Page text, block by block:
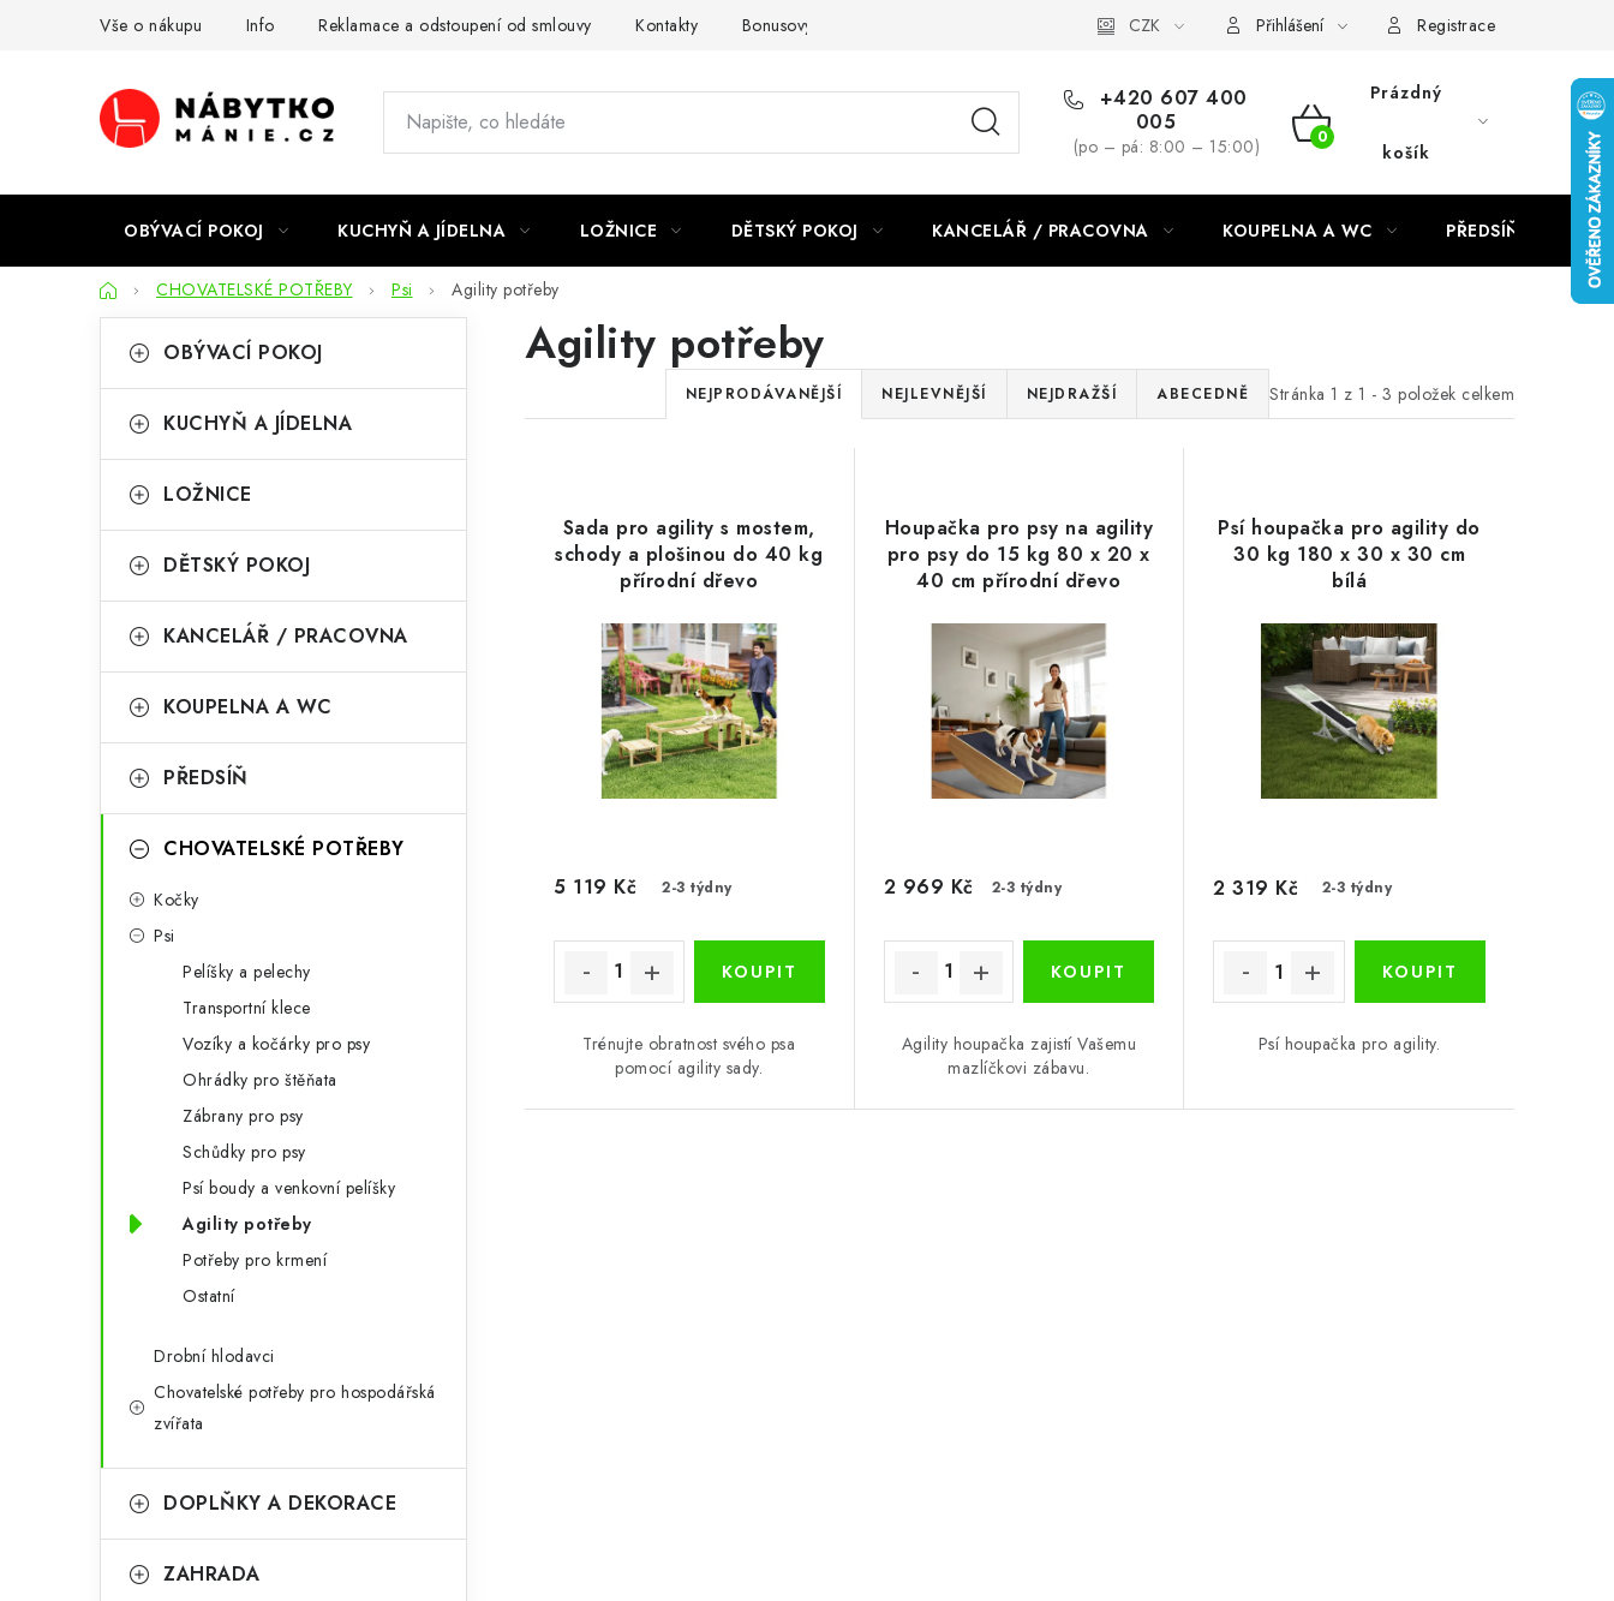
Vše o nákupu Info Reklamace a odstoupení od smlouvy Kontakty Bonusový program NBM+ CZK Přihlášení Registrace
+420 607 400
005
(po – pá: 8:00 – 15:00)
NÁKUPNÍ
Prázdný
košík
OBÝVACÍ POKOJ KUCHYŇ A JÍDELNA LOŽNICE DĚTSKÝ POKOJ KANCELÁŘ / PRACOVNA KOUPELNA A WC PŘEDSÍŇ
DomůCHOVATELSKÉ POTŘEBY Psi Agility potřeby
o
t
r
n
n
p
kategorie
a
e
o
i
OBÝVACÍ POKOJ
KUCHYŇ A JÍDELNA
LOŽNICE
DĚTSKÝ POKOJ
KANCELÁŘ / PRACOVNA
KOUPELNA A WC
PŘEDSÍŇ
CHOVATELSKÉ POTŘEBY
Kočky
Psi
Pelíšky a pelechy
Transportní klece
Vozíky a kočárky pro psy
Ohrádky pro štěňata
Zábrany pro psy
Schůdky pro psy
Psí boudy a venkovní pelíšky
Agility potřeby
Potřeby pro krmení
Ostatní
Drobní hlodavci
Chovatelské potřeby pro hospodářská
zvířata
DOPLŇKY A DEKORACE
ZAHRADA
Agility potřeby
Stránka 1 z 1 - 3 položek celkem
Ř
a
e
n
í
p
r
o
d
k
t
NEJPRODÁVANĚJŠÍ NEJLEVNĚJŠÍ NEJDRAŽŠÍ ABECEDNĚ
Sada pro agility s mostem,
schody a plošinou do 40 kg
přírodní dřevo
2-3 týdny
5 119 Kč
Trénujte obratnost svého psa
pomocí agility sady.
Houpačka pro psy na agility
pro psy do 15 kg 80 x 20 x
40 cm přírodní dřevo
2-3 týdny
2 969 Kč
Agility houpačka zajistí Vašemu
mazlíčkovi zábavu.
Psí houpačka pro agility do
30 kg 180 x 30 x 30 cm
bílá
2-3 týdny
2 319 Kč
Psí houpačka pro agility.